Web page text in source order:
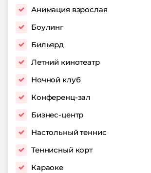
Анимация взрослая
Боулинг
Бильярд
Летний кинотеатр
Ночной клуб
Конференц-зал
Бизнес-центр
Настольный теннис
Теннисный корт
Караоке